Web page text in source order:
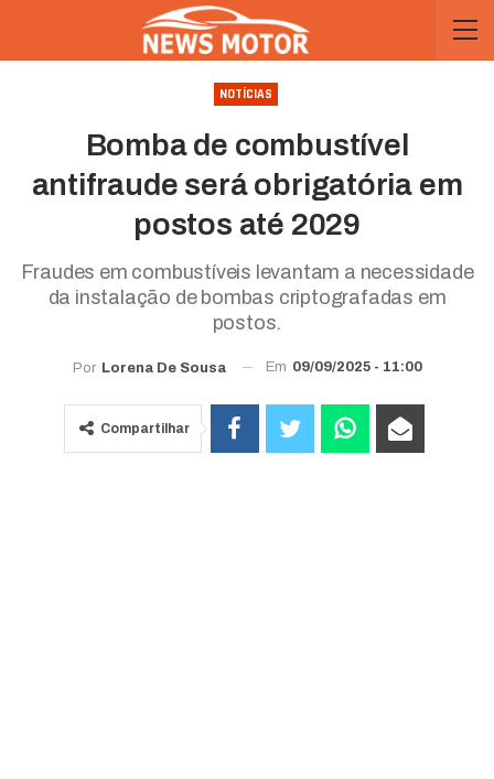
NOTÍCIAS
Bomba de combustível
antifraude será obrigatória em
postos até 2029
Fraudes em combustíveis levantam a necessidade
da instalação de bombas criptografadas em
postos.
Por Lorena De Sousa Em 09/09/2025 - 11:00
Compartilhar